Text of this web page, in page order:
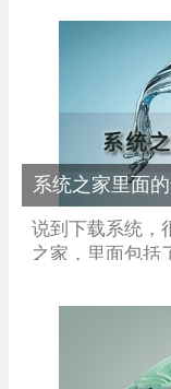
win10系统下载
系统之家里面
说到下载系统，
之家，里面包括
家整理了系统之